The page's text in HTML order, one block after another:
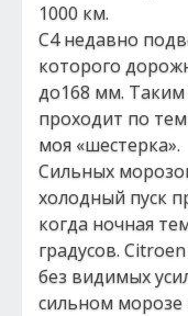
1000 км.
C4 недавно
которого
до168 мм. Таким
проходит по
моя «шестерка».
Сильных
холодный пуск
когда ночная
градусов.
без видимых
сильном